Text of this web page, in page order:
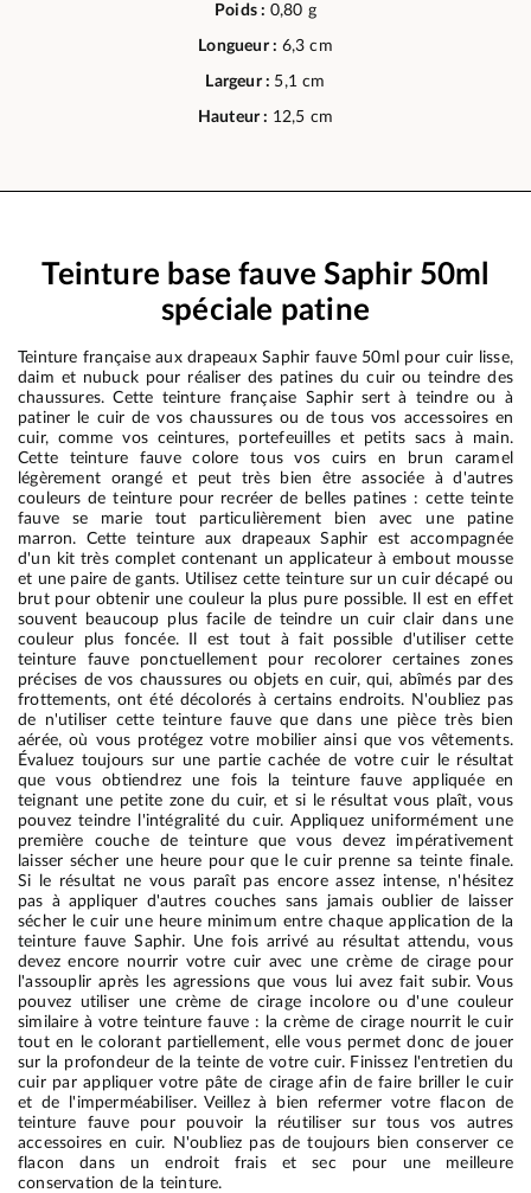
Poids : 0,80 g
Longueur : 6,3 cm
Largeur : 5,1 cm
Hauteur : 12,5 cm
Teinture base fauve Saphir 50ml
spéciale patine
Teinture française aux drapeaux Saphir fauve 50ml pour cuir lisse,
daim et nubuck pour réaliser des patines du cuir ou teindre des
chaussures. Cette teinture française Saphir sert à teindre ou à
patiner le cuir de vos chaussures ou de tous vos accessoires en
cuir, comme vos ceintures, portefeuilles et petits sacs à main.
Cette teinture fauve colore tous vos cuirs en brun caramel
légèrement orangé et peut très bien être associée à d'autres
couleurs de teinture pour recréer de belles patines : cette teinte
fauve se marie tout particulièrement bien avec une patine
marron. Cette teinture aux drapeaux Saphir est accompagnée
d'un kit très complet contenant un applicateur à embout mousse
et une paire de gants. Utilisez cette teinture sur un cuir décapé ou
brut pour obtenir une couleur la plus pure possible. Il est en effet
souvent beaucoup plus facile de teindre un cuir clair dans une
couleur plus foncée. Il est tout à fait possible d'utiliser cette
teinture fauve ponctuellement pour recolorer certaines zones
précises de vos chaussures ou objets en cuir, qui, abîmés par des
frottements, ont été décolorés à certains endroits. N'oubliez pas
de n'utiliser cette teinture fauve que dans une pièce très bien
aérée, où vous protégez votre mobilier ainsi que vos vêtements.
Évaluez toujours sur une partie cachée de votre cuir le résultat
que vous obtiendrez une fois la teinture fauve appliquée en
teignant une petite zone du cuir, et si le résultat vous plaît, vous
pouvez teindre l'intégralité du cuir. Appliquez uniformément une
première couche de teinture que vous devez impérativement
laisser sécher une heure pour que le cuir prenne sa teinte finale.
Si le résultat ne vous paraît pas encore assez intense, n'hésitez
pas à appliquer d'autres couches sans jamais oublier de laisser
sécher le cuir une heure minimum entre chaque application de la
teinture fauve Saphir. Une fois arrivé au résultat attendu, vous
devez encore nourrir votre cuir avec une crème de cirage pour
l'assouplir après les agressions que vous lui avez fait subir. Vous
pouvez utiliser une crème de cirage incolore ou d'une couleur
similaire à votre teinture fauve : la crème de cirage nourrit le cuir
tout en le colorant partiellement, elle vous permet donc de jouer
sur la profondeur de la teinte de votre cuir. Finissez l'entretien du
cuir par appliquer votre pâte de cirage afin de faire briller le cuir
et de l'imperméabiliser. Veillez à bien refermer votre flacon de
teinture fauve pour pouvoir la réutiliser sur tous vos autres
accessoires en cuir. N'oubliez pas de toujours bien conserver ce
flacon dans un endroit frais et sec pour une meilleure
conservation de la teinture.